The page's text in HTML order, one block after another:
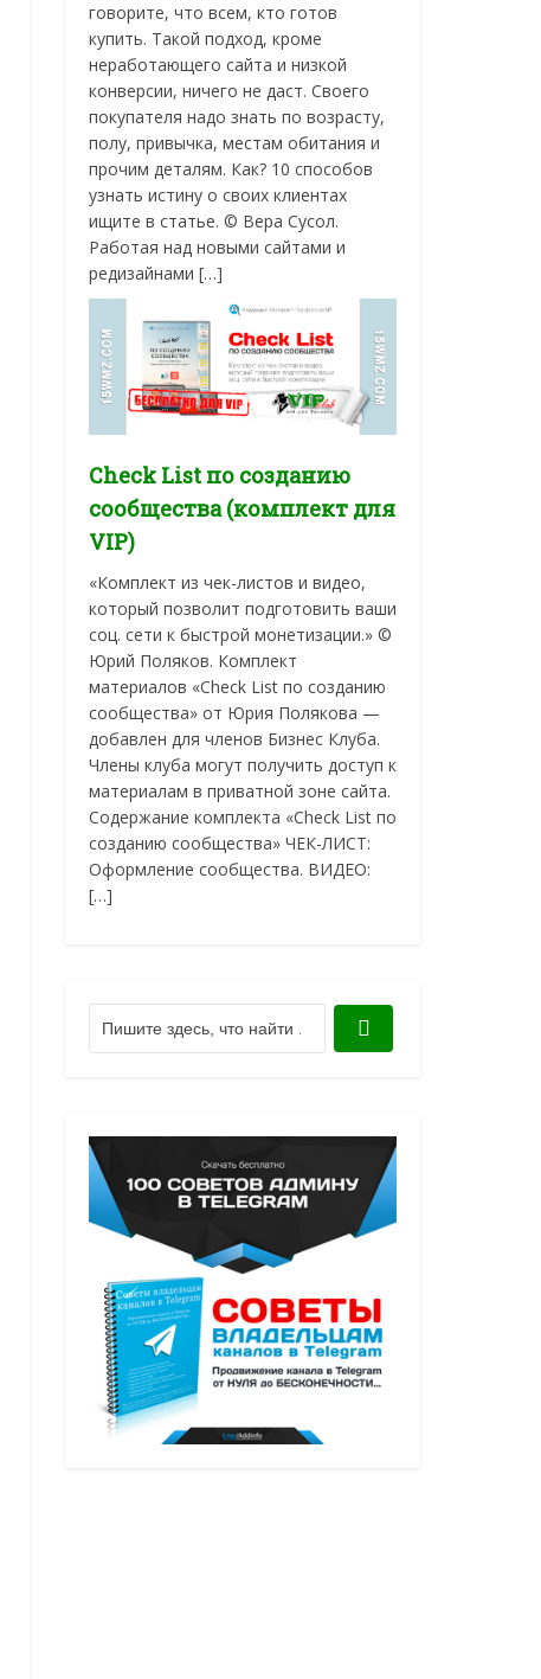
говорите, что всем, кто готов
купить. Такой подход, кроме
неработающего сайта и низкой
конверсии, ничего не даст. Своего
покупателя надо знать по возрасту,
полу, привычка, местам обитания и
прочим деталям. Как? 10 способов
узнать истину о своих клиентах
ищите в статье. © Вера Сусол.
Работая над новыми сайтами и
редизайнами […]
Check List по созданию
сообщества (комплект для
VIP)
«Комплект из чек-листов и видео,
который позволит подготовить ваши
соц. сети к быстрой монетизации.» ©
Юрий Поляков. Комплект
материалов «Check List по созданию
сообщества» от Юрия Полякова —
добавлен для членов Бизнес Клуба.
Члены клуба могут получить доступ к
материалам в приватной зоне сайта.
Содержание комплекта «Check List по
созданию сообщества» ЧЕК-ЛИСТ:
Оформление сообщества. ВИДЕО:
[…]